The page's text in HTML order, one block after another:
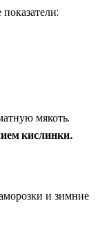
мякоть.
кислинки.
и зимние